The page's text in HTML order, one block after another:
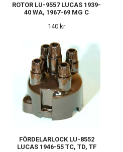
ROTOR LU-9557 LUCAS 1939-
40 WA, 1967-69 MG C
140 kr
FÖRDELARLOCK LU-8552
LUCAS 1946-55 TC, TD, TF